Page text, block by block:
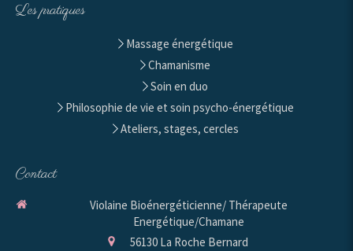
Les pratiques
Massage énergétique
Chamanisme
Soin en duo
Philosophie de vie et soin psycho-énergétique
Ateliers, stages, cercles
Contact
Violaine Bioénergéticienne/ Thérapeute
Energétique/Chamane
56130 La Roche Bernard